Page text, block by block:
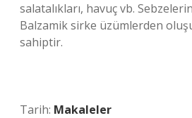
salatalıkları, havuç vb.
Balzamik sirke üzümlerden
sahiptir.
Tarih: Makaleler